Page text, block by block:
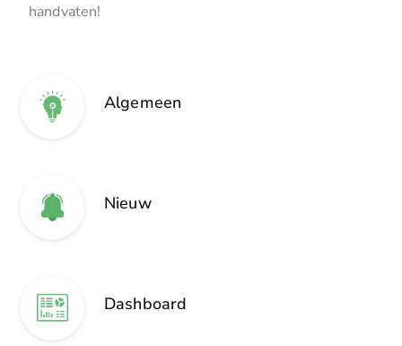
handvaten!
Algemeen
Nieuw
Dashboard